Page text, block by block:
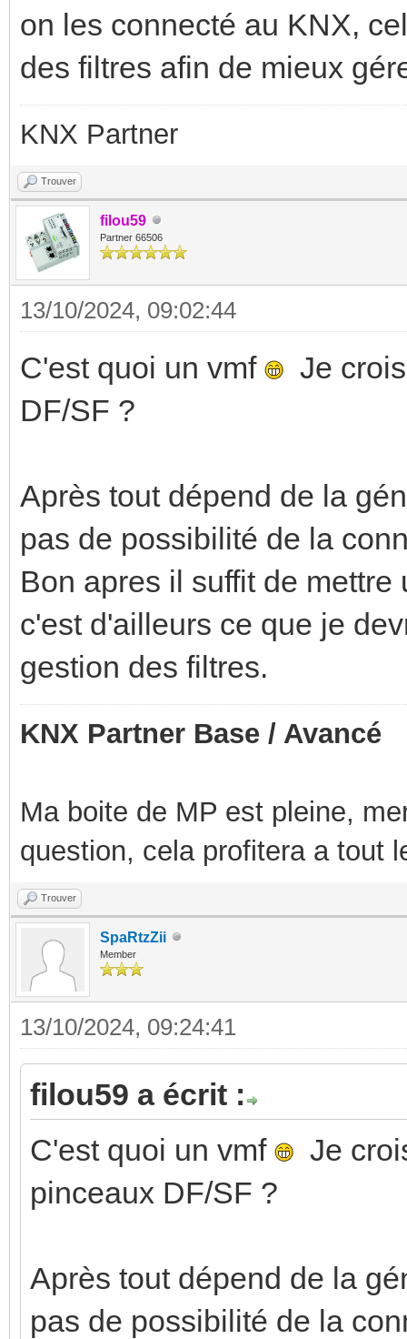
on les connecté au KNX,
des filtres afin de mieux
KNX Partner
Trouver
filou59
Partner 66506
13/10/2024, 09:02:44
C'est quoi un vmf
Je
DF/SF ?
Après tout dépend de la
pas de possibilité de la
Bon apres il suffit de
c'est d'ailleurs ce que je
gestion des filtres.
KNX Partner Base / Avancé
Ma boite de MP est pleine,
question, cela profitera a tout
Trouver
SpaRtzZii
Member
13/10/2024, 09:24:41
filou59 a écrit :
C'est quoi un vmf
Je
pinceaux DF/SF ?
Après tout dépend de la
pas de possibilité de la